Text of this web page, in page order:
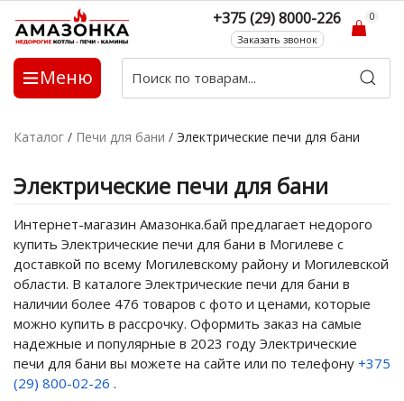
Меню
+375 (29) 8000-226
Заказать звонок
0
Каталог / Печи для бани / Электрические печи для бани
Электрические печи для бани
Интернет-магазин Амазонка.бай предлагает недорого
купить Электрические печи для бани в Могилеве с
доставкой по всему Могилевскому району и Могилевской
области. В каталоге Электрические печи для бани в
наличии более 476 товаров с фото и ценами, которые
можно купить в рассрочку. Оформить заказ на самые
надежные и популярные в 2023 году Электрические
печи для бани вы можете на сайте или по телефону +375
(29) 800-02-26 .